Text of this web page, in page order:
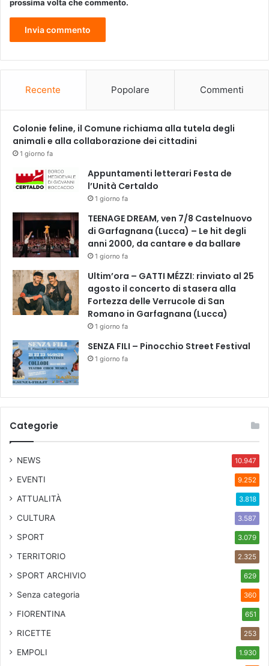
i
f
i
e
V
p
o
o
s
a
g
A
m
c
e
l
a
L
r
a
m
r
prossima volta che commento.
Recente Popolare Commenti
Colonie feline, il Comune richiama alla tutela degli
animali e alla collaborazione dei cittadini
1 giorno fa
Appuntamenti letterari Festa de
l’Unità Certaldo
1 giorno fa
TEENAGE DREAM, ven 7/8 Castelnuovo
di Garfagnana (Lucca) – Le hit degli
anni 2000, da cantare e da ballare
1 giorno fa
Ultim’ora – GATTI MÉZZI: rinviato al 25
agosto il concerto di stasera alla
Fortezza delle Verrucole di San
Romano in Garfagnana (Lucca)
1 giorno fa
SENZA FILI – Pinocchio Street Festival
1 giorno fa
Categorie
NEWS 10.947
EVENTI 9.252
ATTUALITÀ 3.818
CULTURA 3.587
SPORT 3.079
TERRITORIO 2.325
SPORT ARCHIVIO 629
Senza categoria 360
FIORENTINA 651
RICETTE 253
EMPOLI 1.930